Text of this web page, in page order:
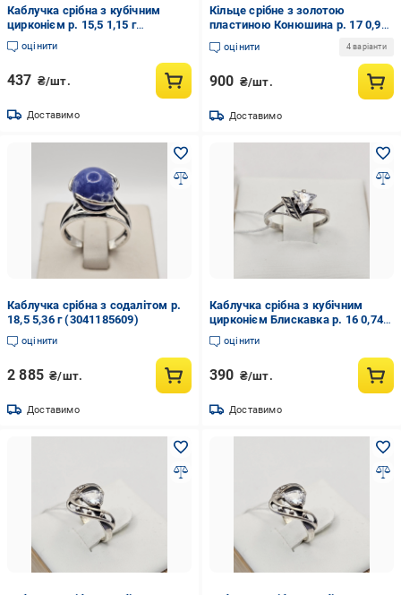
Каблучка срібна з кубічним
цирконієм р. 15,5 1,15 г
(3038407138)
оцінити
437 ₴/шт.
Доставимо
Кільце срібне з золотою
пластиною Конюшина р. 17 0,91
г (3038400802)
оцінити 4 варіанти
900 ₴/шт.
Доставимо
Каблучка срібна з содалітом р.
18,5 5,36 г (3041185609)
оцінити
2 885 ₴/шт.
Доставимо
Каблучка срібна з кубічним
цирконієм Блискавка р. 16 0,74 г
(3031881370)
оцінити
390 ₴/шт.
Доставимо